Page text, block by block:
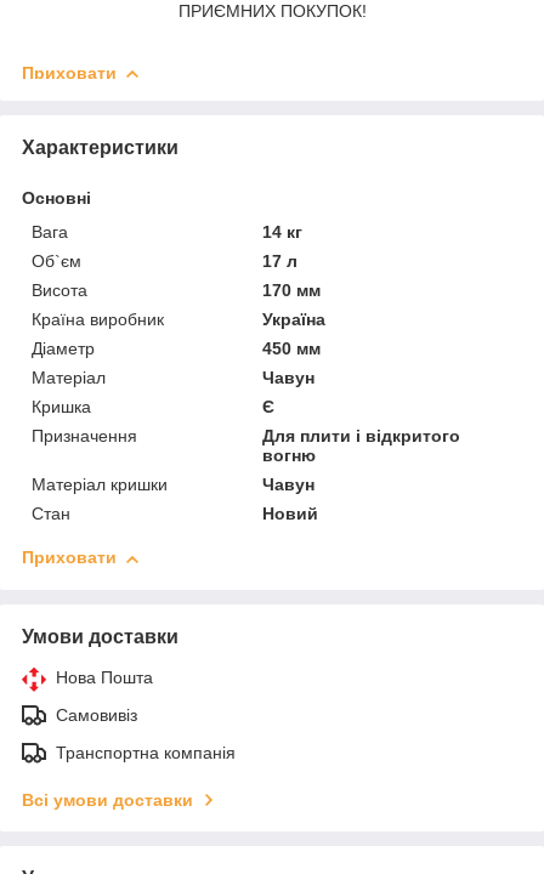
ПРИЄМНИХ ПОКУПОК!
Приховати
Характеристики
Основні
Вага
14 кг
Об`єм
17 л
Висота
170 мм
Країна виробник
Україна
Діаметр
450 мм
Матеріал
Чавун
Кришка
Є
Призначення
Для плити і відкритого
вогню
Матеріал кришки
Чавун
Стан
Новий
Приховати
Умови доставки
Нова Пошта
Самовивіз
Транспортна компанія
Всі умови доставки